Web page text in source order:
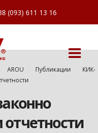
(093) 611 13 16
AROU Публикации
КИК-